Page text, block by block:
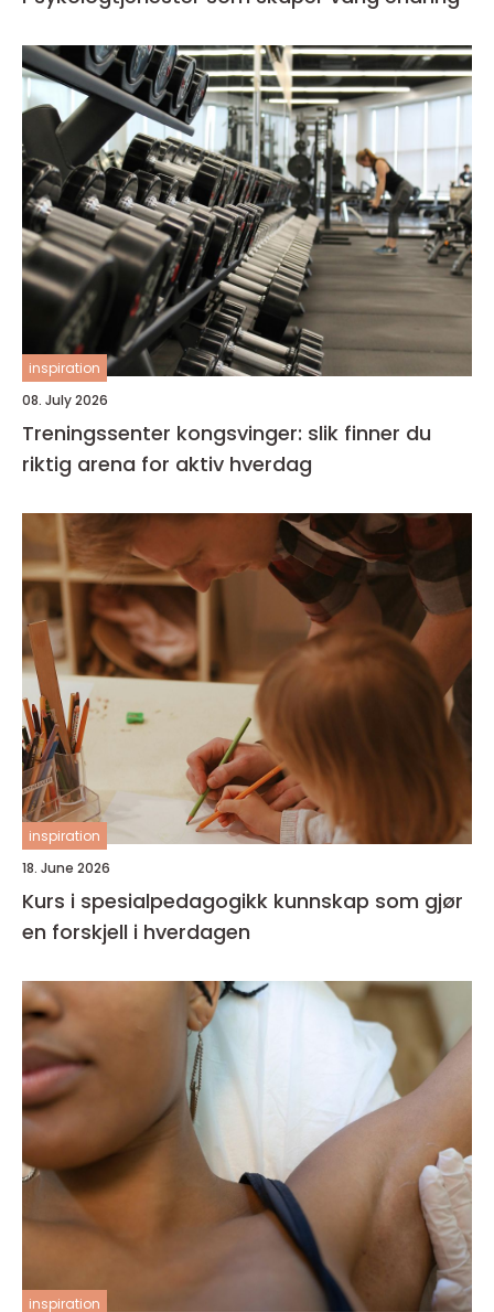
inspiration
08. July 2026
Treningssenter kongsvinger: slik finner du
riktig arena for aktiv hverdag
inspiration
18. June 2026
Kurs i spesialpedagogikk kunnskap som gjør
en forskjell i hverdagen
inspiration